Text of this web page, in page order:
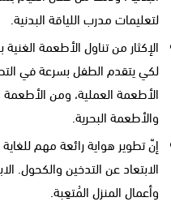
لتعليمات مدرب اللياقة البدنية.
لكي يتقدم الطفل بسرعة في
الأطعمة العملية، ومن
والأطعمة البحرية.
إنّ تطوير هواية رائعة مهم
الابتعاد عن التدخين والكحول.
وأعمال المنزل المُتعِبة.